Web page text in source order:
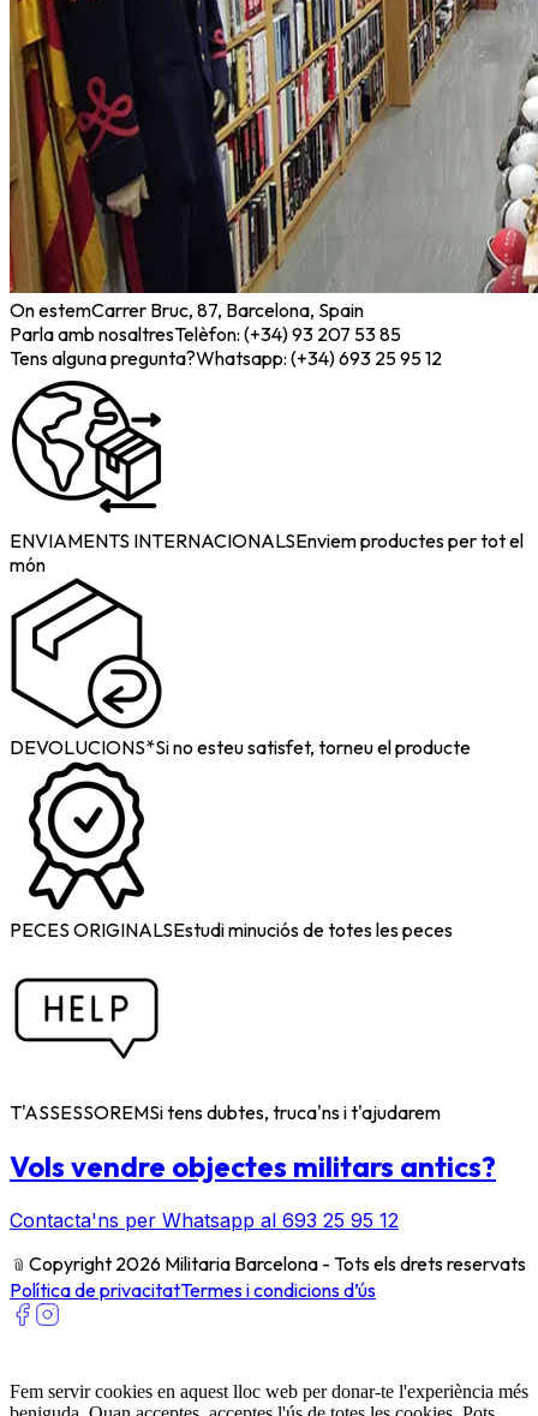
On estemCarrer Bruc, 87, Barcelona, Spain
Parla amb nosaltresTelèfon: (+34) 93 207 53 85
Tens alguna pregunta?Whatsapp: (+34) 693 25 95 12
ENVIAMENTS INTERNACIONALSEnviem productes per tot el
món
DEVOLUCIONS*Si no esteu satisfet, torneu el producte
PECES ORIGINALSEstudi minuciós de totes les peces
T'ASSESSOREMSi tens dubtes, truca'ns i t'ajudarem
Vols vendre objectes militars antics?
Contacta'ns per Whatsapp al 693 25 95 12
﹫ Copyright 2026 Militaria Barcelona - Tots els drets reservats
Política de privacitatTermes i condicions d’ús
Fem servir cookies en aquest lloc web per donar-te l'experiència més